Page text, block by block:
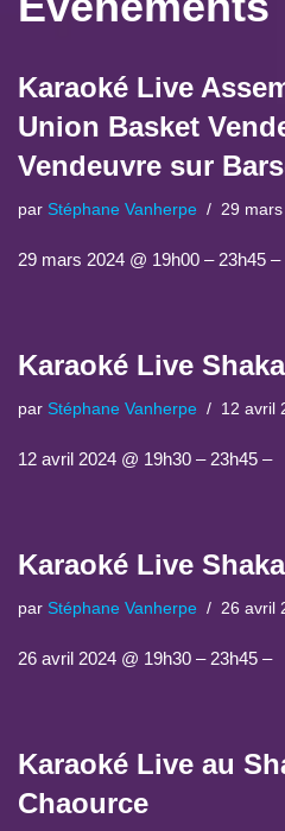
Karaoké Live
Union Basket
Vendeuvre sur
par Stéphane Vanherpe 29
29 mars 2024 @ 19h00 – 23h45 –
Karaoké Live
par Stéphane Vanherpe 12 avril
12 avril 2024 @ 19h30 – 23h45 –
Karaoké Live
par Stéphane Vanherpe 26 avril
26 avril 2024 @ 19h30 – 23h45 –
Karaoké Live au
Chaource